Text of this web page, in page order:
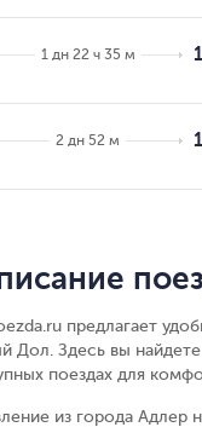
1 дн 22 ч 35 м
2 дн 52 м
предлагает
Дол. Здесь вы
поездах для
из города Адлер